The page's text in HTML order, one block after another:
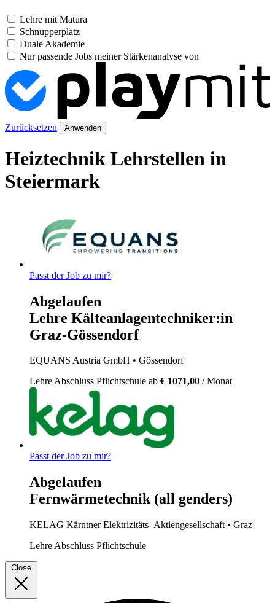
Lehre mit Matura
Schnupperplatz
Duale Akademie
Nur passende Jobs meiner Stärkenanalyse von
Zurücksetzen Anwenden
Heiztechnik Lehrstellen in
Steiermark
Passt der Job zu mir?
Abgelaufen
Lehre Kälteanlagentechniker:in
Graz-Gössendorf
EQUANS Austria GmbH • Gössendorf
LehreAbschluss Pflichtschule ab € 1071,00 / Monat
Passt der Job zu mir?
Abgelaufen
Fernwärmetechnik (all genders)
KELAG Kärntner Elektrizitäts- Aktiengesellschaft • Graz
Lehre Abschluss Pflichtschule
Close